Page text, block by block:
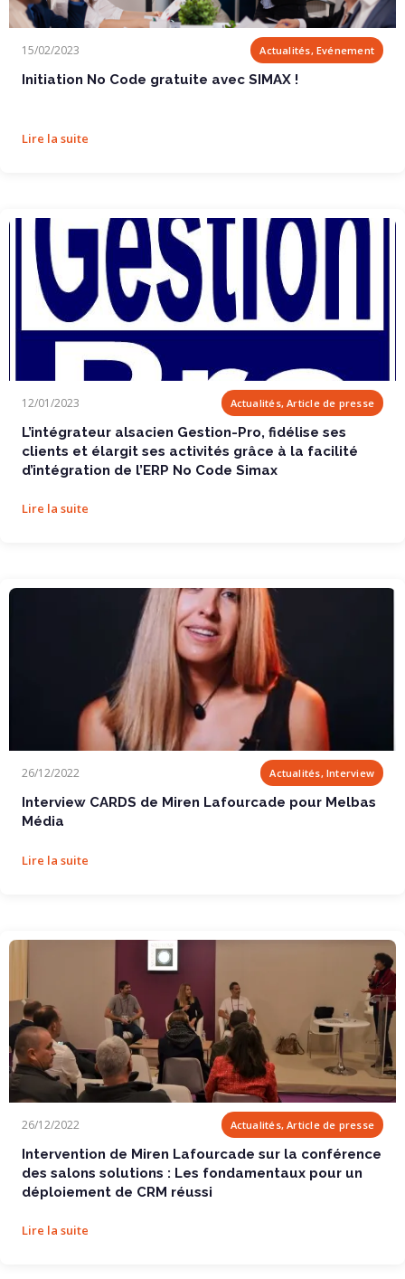
15/02/2023 Actualités, Evénement
Initiation No Code gratuite avec SIMAX !
Lire la suite
12/01/2023 Actualités, Article de presse
L’intégrateur alsacien Gestion-Pro, fidélise ses
clients et élargit ses activités grâce à la facilité
d’intégration de l’ERP No Code Simax
Lire la suite
Interview CARDS de Miren Lafourcade pour Melbas...
26/12/2022 Actualités, Interview
Interview CARDS de Miren Lafourcade pour Melbas
Média
Lire la suite
26/12/2022 Actualités, Article de presse
Intervention de Miren Lafourcade sur la conférence
des salons solutions : Les fondamentaux pour un
déploiement de CRM réussi
Lire la suite